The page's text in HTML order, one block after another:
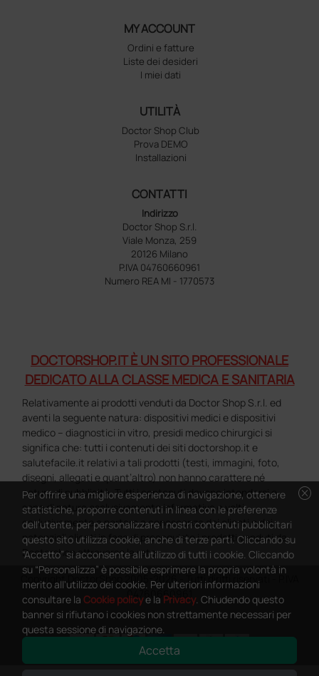
MY ACCOUNT
Ordini e fatture
Liste dei desideri
I miei dati
UTILITÀ
Doctor Shop Club
Prova DEMO
Installazioni
CONTATTI
Indirizzo
Doctor Shop S.r.l.
Viale Monza, 259
20126 Milano
P.IVA 04760660961
Numero REA MI - 1770573
DOCTORSHOP.IT È UN SITO PROFESSIONALE
DEDICATO ALLA CLASSE MEDICA E SANITARIA
Relativamente ai prodotti venduti da Doctor Shop S.r.l. ed
aventi la seguente natura: dispositivi medici e dispositivi
medico – diagnostici in vitro, presidi medico chirurgici si
significa che: tutti i contenuti dei siti doctorshop.it e
salutefacile.it relativi a tali prodotti (testi, immagini, foto,
disegni, allegati e quant’altro) non hanno carattere né
natura di pubblicità. Tutti i contenuti devono intendersi e
sono di natura esclusivamente informativa e volti
esclusivamente a portare a conoscenza dei clienti e dei
potenziali clienti in fase di preacquisto i prodotti venduti da
Doctorshop attraverso la rete.
Copyright DoctorShop 2005-2026 - Tutti diritti riservati - P.IVA
04760660961
cancel
Per offrire una migliore esperienza di navigazione, ottenere
statistiche, proporre contenuti in linea con le preferenze
dell'utente, per personalizzare i nostri contenuti pubblicitari
questo sito utilizza cookie, anche di terze parti. Cliccando su
“Accetto” si acconsente all'utilizzo di tutti i cookie. Cliccando
su “Personalizza” è possibile esprimere la propria volontà in
merito all'utilizzo dei cookie. Per ulteriori informazioni
consultare la Cookie policye la Privacy. Chiudendo questo
banner si rifiutano i cookies non strettamente necessari per
questa sessione di navigazione.
Accetta